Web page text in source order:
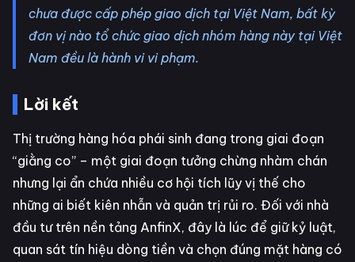
chưa được cấp phép giao dịch tại Việt Nam, bất kỳ
đơn vị nào tổ chức giao dịch nhóm hàng này tại Việt
Nam đều là hành vi vi phạm.
Lời kết
Thị trường hàng hóa phái sinh đang trong giai đoạn
“giằng co” – một giai đoạn tưởng chừng nhàm chán
nhưng lại ẩn chứa nhiều cơ hội tích lũy vị thế cho
những ai biết kiên nhẫn và quản trị rủi ro. Đối với nhà
đầu tư trên nền tảng AnfinX, đây là lúc để giữ kỷ luật,
quan sát tín hiệu dòng tiền và chọn đúng mặt hàng có